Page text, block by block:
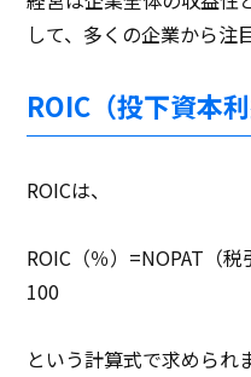
して、多くの企業から注
ROIC（投下資本
ROICは、
ROIC（％）=NOPAT（
100
という計算式で求められ